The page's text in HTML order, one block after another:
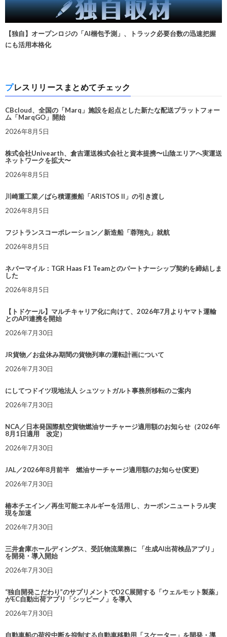
【独自】オープンロジの「AI梱包予測」、トラック必要台数の迅速把握
にも活用本格化
プレスリリースまとめてチェック
CBcloud、全国の「Marq」施設を起点とした新たな配送プラットフォー
ム「MarqGO」開始
2026年8月5日
株式会社Univearth、倉吉運送株式会社と資本提携〜山陰エリアへ実運送
ネットワークを拡大〜
2026年8月5日
川崎重工業／ばら積運搬船「ARISTOS II」の引き渡し
2026年8月5日
フジトランスコーポレーション／新造船「蓉翔丸」就航
2026年8月5日
ネバーマイル：TGR Haas F1 Teamとのパートナーシップ契約を締結しま
した
2026年8月5日
【トドケール】マルチキャリア化に向けて、2026年7月よりヤマト運輸
とのAPI連携を開始
2026年7月30日
JR貨物／お盆休み期間の貨物列車の運転計画について
2026年7月30日
にしてつドイツ現地法人 シュツットガルト事務所移転のご案内
2026年7月30日
NCA／日本発国際航空貨物燃油サーチャージ適用額のお知らせ（2026年
8月1日適用 改定）
2026年7月30日
JAL／2026年8月前半 燃油サーチャージ適用額のお知らせ(変更)
2026年7月30日
椿本チエイン／再生可能エネルギーを活用し、カーボンニュートラル実
現を加速
2026年7月30日
三井倉庫ホールディングス、受託物流業務に 「生成AI出荷検品アプリ」
を開発・導入開始
2026年7月30日
“独自開発こだわり”のサプリメントでD2C展開する「ウェルモット製薬」
がEC自動出荷アプリ「シッピーノ」を導入
2026年7月30日
自動車船の荷役中断を抑制する自動車移動用「スケーター」を開発・導